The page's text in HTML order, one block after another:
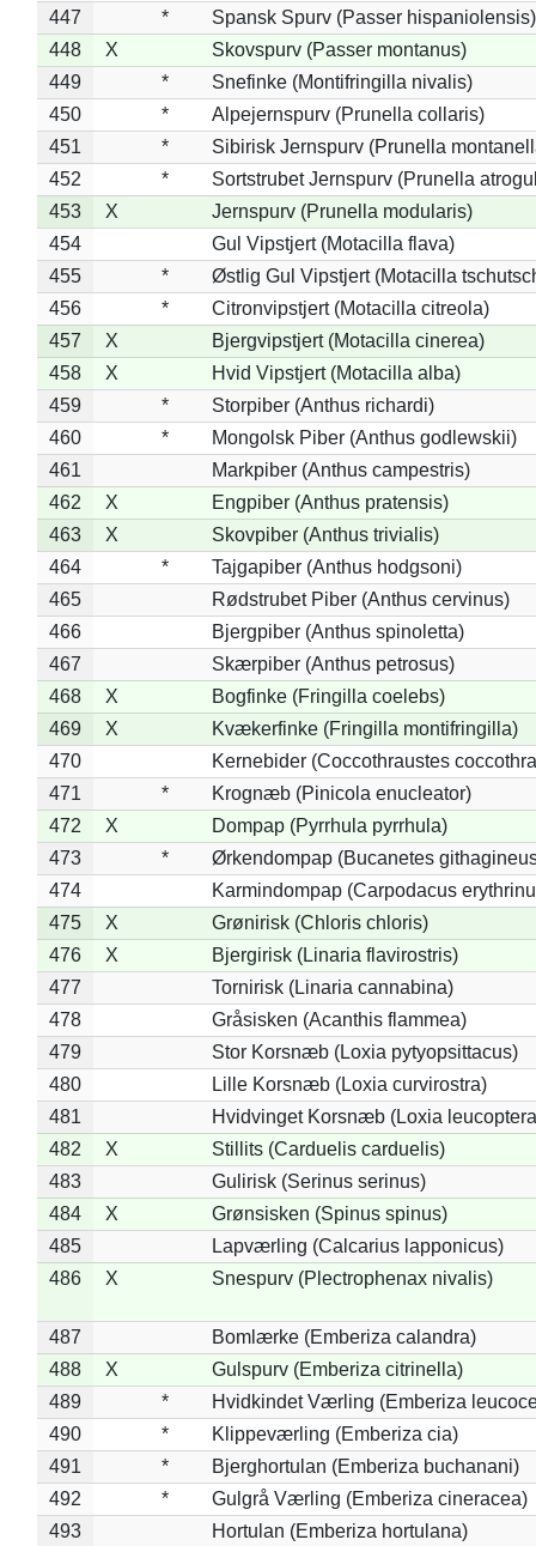
447
*
Spansk Spurv (Passer hispaniolensis)
448
X
Skovspurv (Passer montanus)
449
*
Snefinke (Montifringilla nivalis)
450
*
Alpejernspurv (Prunella collaris)
451
*
Sibirisk Jernspurv (Prunella
452
*
Sortstrubet Jernspurv (Prunella
453
X
Jernspurv (Prunella modularis)
454
Gul Vipstjert (Motacilla flava)
455
*
Østlig Gul Vipstjert (Motacilla
456
*
Citronvipstjert (Motacilla citreola)
457
X
Bjergvipstjert (Motacilla cinerea)
458
X
Hvid Vipstjert (Motacilla alba)
459
*
Storpiber (Anthus richardi)
460
*
Mongolsk Piber (Anthus godlewskii)
461
Markpiber (Anthus campestris)
462
X
Engpiber (Anthus pratensis)
463
X
Skovpiber (Anthus trivialis)
464
*
Tajgapiber (Anthus hodgsoni)
465
Rødstrubet Piber (Anthus cervinus)
466
Bjergpiber (Anthus spinoletta)
467
Skærpiber (Anthus petrosus)
468
X
Bogfinke (Fringilla coelebs)
469
X
Kvækerfinke (Fringilla montifringilla)
470
Kernebider (Coccothraustes
471
*
Krognæb (Pinicola enucleator)
472
X
Dompap (Pyrrhula pyrrhula)
473
*
Ørkendompap (Bucanetes
474
Karmindompap (Carpodacus
475
X
Grønirisk (Chloris chloris)
476
X
Bjergirisk (Linaria flavirostris)
477
Tornirisk (Linaria cannabina)
478
Gråsisken (Acanthis flammea)
479
Stor Korsnæb (Loxia pytyopsittacus)
480
Lille Korsnæb (Loxia curvirostra)
481
Hvidvinget Korsnæb (Loxia
482
X
Stillits (Carduelis carduelis)
483
Gulirisk (Serinus serinus)
484
X
Grønsisken (Spinus spinus)
485
Lapværling (Calcarius lapponicus)
486
X Snespurv (Plectrophenax nivalis)
487
Bomlærke (Emberiza calandra)
488
X
Gulspurv (Emberiza citrinella)
489
*
Hvidkindet Værling (Emberiza
490
*
Klippeværling (Emberiza cia)
491
*
Bjerghortulan (Emberiza buchanani)
492
*
Gulgrå Værling (Emberiza cineracea)
493
Hortulan (Emberiza hortulana)